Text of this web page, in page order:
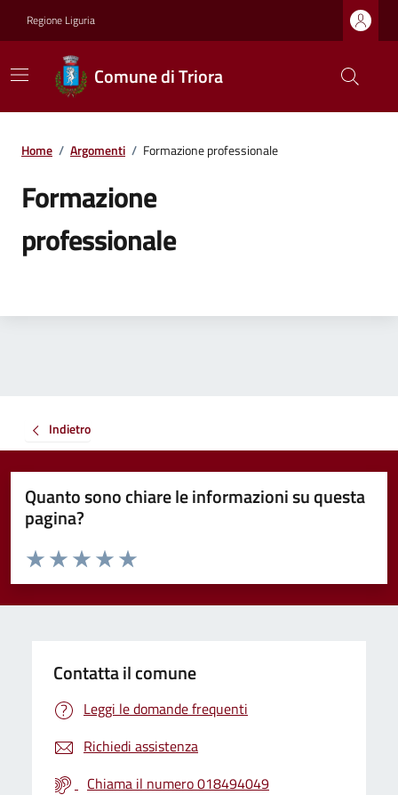
Regione Liguria
Comune di Triora
Home / Argomenti / Formazione professionale
Formazione
professionale
Indietro
Quanto sono chiare le informazioni su questa
pagina?
Valuta da 1 a 5 stelle la pagina
Valuta 5 stelle su 5
Valuta 4 stelle su 5
Valuta 3 stelle su 5
Valuta 2 stelle su 5
Valuta 1 stelle su 5
Contatta il comune
Leggi le domande frequenti
Richiedi assistenza
Chiama il numero 018494049